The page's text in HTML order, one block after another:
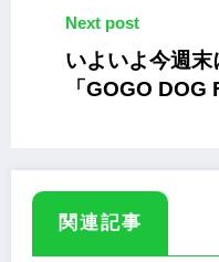
Next post
いよいよ今週末
「GOGO
関連記事